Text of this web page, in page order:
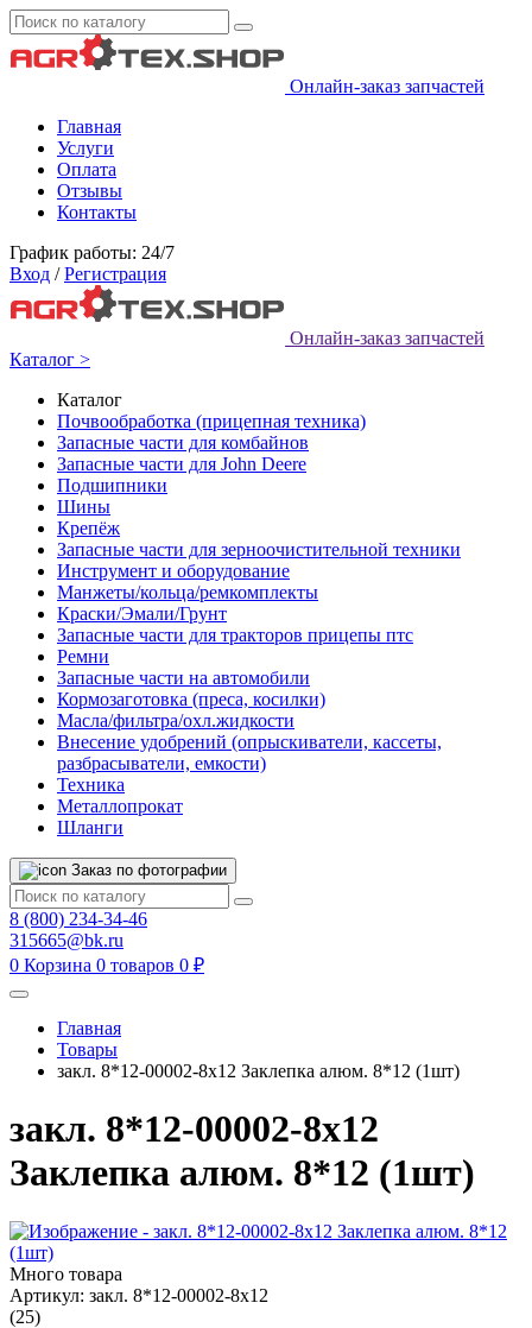
Онлайн-заказ запчастей
Главная
Услуги
Оплата
Отзывы
Контакты
График работы: 24/7
Вход / Регистрация
Онлайн-заказ запчастей
Каталог >
Каталог
Почвообработка (прицепная техника)
Запасные части для комбайнов
Запасные части для John Deere
Подшипники
Шины
Крепёж
Запасные части для зерноочистительной техники
Инструмент и оборудование
Манжеты/кольца/ремкомплекты
Краски/Эмали/Грунт
Запасные части для тракторов прицепы птс
Ремни
Запасные части на автомобили
Кормозаготовка (преса, косилки)
Масла/фильтра/охл.жидкости
Внесение удобрений (опрыскиватели, кассеты,
разбрасыватели, емкости)
Техника
Металлопрокат
Шланги
Заказ по фотографии
8 (800) 234-34-46
315665@bk.ru
0 Корзина 0 товаров 0 ₽
Главная
Товары
закл. 8*12-00002-8х12 Заклепка алюм. 8*12 (1шт)
закл. 8*12-00002-8х12
Заклепка алюм. 8*12 (1шт)
Много товара
Артикул: закл. 8*12-00002-8х12
(25)